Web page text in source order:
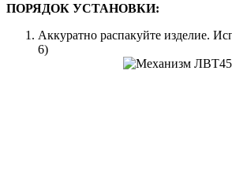
ПОРЯДОК УСТАНОВКИ:
Аккуратно распакуйте изделие.
6)